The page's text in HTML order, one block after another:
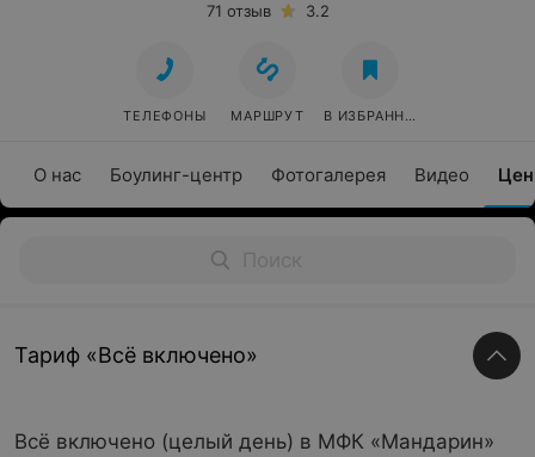
О нас Боулинг-центр Фотогалерея Видео
71 отзыв
3.2
ТЕЛЕФОНЫ МАРШРУТ В ИЗБРАННОЕ
Тариф «Всё включено»
Всё включено (целый день) в МФК «Мандарин»